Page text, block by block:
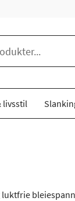
livsstil